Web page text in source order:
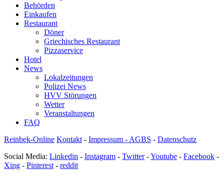
Behörden
Einkaufen
Restaurant
Döner
Griechisches Restaurant
Pizzaservice
Hotel
News
Lokalzeitungen
Polizei News
HVV Störungen
Wetter
Veranstaltungen
FAQ
Reinbek-Online Kontakt - Impressum - AGBS - Datenschutz
Social Media: Linkedin - Instagram - Twitter-Youtube - Facebook -
Xing - Pinterest - reddit